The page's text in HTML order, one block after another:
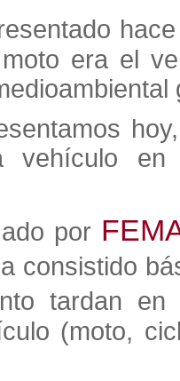
era el
vehículo en
por
consistido
tardan en
(moto,